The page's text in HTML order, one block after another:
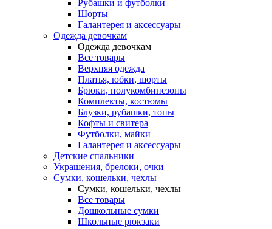
Рубашки и футболки
Шорты
Галантерея и аксессуары
Одежда девочкам
Одежда девочкам
Все товары
Верхняя одежда
Платья, юбки, шорты
Брюки, полукомбинезоны
Комплекты, костюмы
Блузки, рубашки, топы
Кофты и свитера
Футболки, майки
Галантерея и аксессуары
Детские спальники
Украшения, брелоки, очки
Сумки, кошельки, чехлы
Сумки, кошельки, чехлы
Все товары
Дошкольные сумки
Школьные рюкзаки